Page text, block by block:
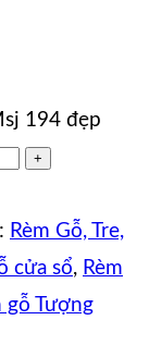
194 đẹp
Rèm Gỗ, Tre,
cửa sổ, Rèm
gỗ Tượng